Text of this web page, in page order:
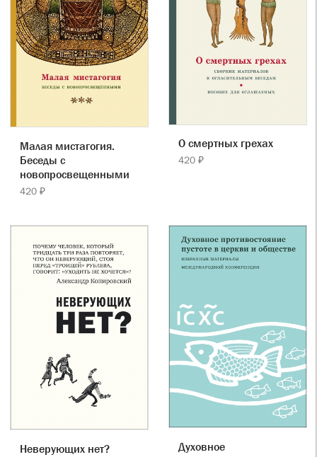
Малая мистагогия.
Беседы с
новопросвещенными
420 ₽
О смертных грехах
420 ₽
Неверующих нет?
Духовное